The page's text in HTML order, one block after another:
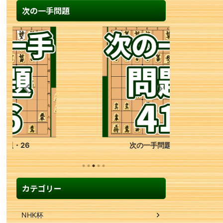
次の一手問題
次の一手問題・41
カテゴリー
NHK杯